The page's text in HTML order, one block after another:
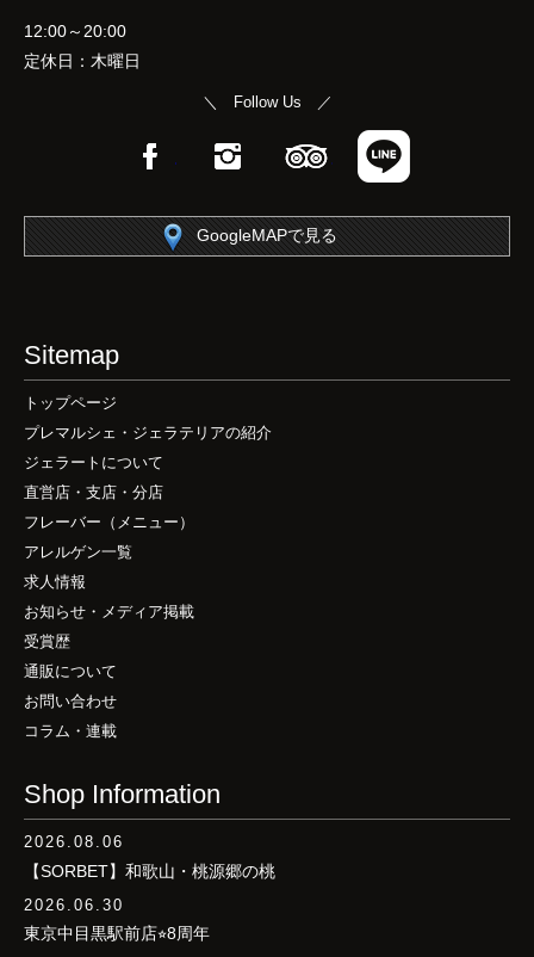
12:00～20:00
定休日：木曜日
＼ Follow Us ／
FacebookInstagramTripAdvisor
GoogleMAPで見る
Sitemap
トップページ
プレマルシェ・ジェラテリアの紹介
ジェラートについて
直営店・支店・分店
フレーバー（メニュー）
アレルゲン一覧
求人情報
お知らせ・メディア掲載
受賞歴
通販について
お問い合わせ
コラム・連載
Shop Information
2026.08.06
【SORBET】和歌山・桃源郷の桃
2026.06.30
東京中目黒駅前店⭐︎8周年